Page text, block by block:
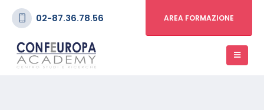
02-87.36.78.56 AREA FORMAZIONE